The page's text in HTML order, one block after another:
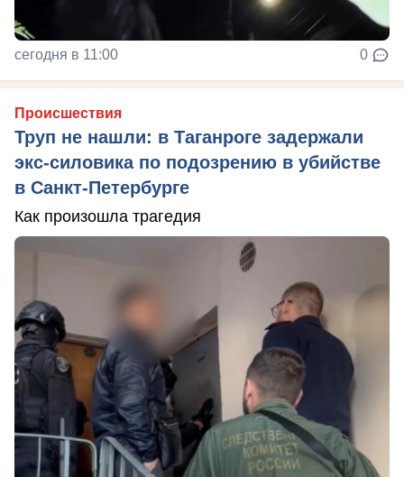
сегодня в 11:00 0
Происшествия
Труп не нашли: в Таганроге задержали
экс-силовика по подозрению в убийстве
в Санкт-Петербурге
Как произошла трагедия